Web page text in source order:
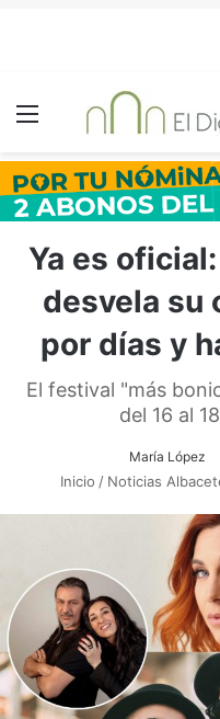
Menú
Ya es
desvela su
por días y
El festival "más
del 16 al
María López
Inicio / Noticias